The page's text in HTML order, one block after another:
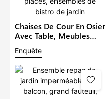
Chaises De Cour En Osier
Avec Table, Meubles
D'extérieur En Rotin,
Ensemble De Salle À
Manger Rond En Rotin À
6 Places, Ensembles De
Bistro De Jardin
Enquête